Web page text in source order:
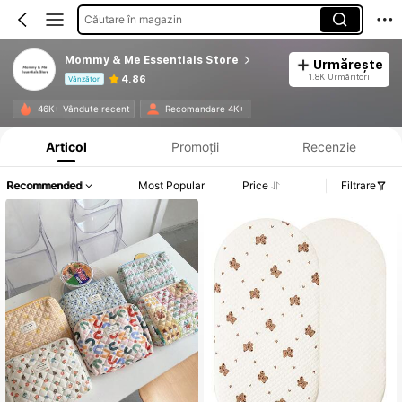
Căutare în magazin
Mommy & Me Essentials Store
Vânzător 4.86
Urmărește
1.8K Urmăritori
46K+ Vândute recent Recomandare 4K+
Informații despre produs: Divulgarea prețului, detalii privind vânzările și stocul.
Articol Promoții Recenzie
Recommended Most Popular Price Filtrare